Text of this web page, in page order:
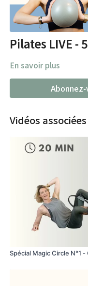
Pilates LIVE -
En savoir plus
Vidéos associées
Spécial Magic Circle N°1